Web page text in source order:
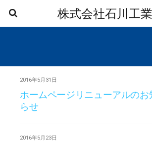
株式会社石川工
2016年5月31日
ホームページリニューアルのお
らせ
2016年5月23日